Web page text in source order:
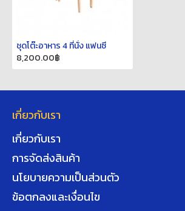
ชุดโต๊ะอาหาร 4 ที่นั่ง แฟนซี
8,200.00฿
เกี่ยวกับเรา
เกี่ยวกับเรา
การจัดส่งสินค้า
นโยบายความเป็นส่วนตัว
ข้อตกลงและเงื่อนไข